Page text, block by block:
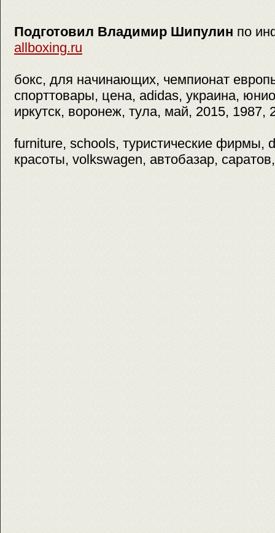
Подготовил Владимир Шипулин по
allboxing.ru
бокс, для начинающих, чемпионат
спорттовары, цена, adidas, украина,
иркутск, воронеж, тула, май, 2015, 1987,
furniture, schools, туристические фирмы,
красоты, volkswagen, автобазар,